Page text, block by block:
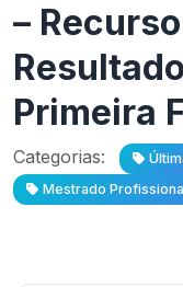
–
Primeira
Categorias:
Mestrado